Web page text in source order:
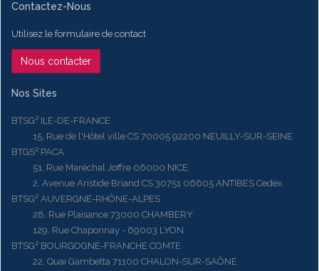
Contactez-Nous
Utilisez le formulaire de contact
Nous contacter
Nos Sites
BTSG² ILE-DE-FRANCE
15, Rue de l'Hôtel ville CS 70005 92200 NEUILLY-SUR-SEINE
BTGS² PACA
51, Rue Maréchal Joffre 06000 NICE
2, Avenue Aristide Briand CS 30751 06605 ANTIBES Cedex
BTSG² AUVERGNE-RHÔNE-ALPES
28, Rue Plaisance 73000 CHAMBERY
129, Rue Chaponnay - 69003 LYON
BTSG² BOURGOGNE-FRANCHE COMTE
22, Quai Gambetta 71100 CHALON-SUR-SAÔNE